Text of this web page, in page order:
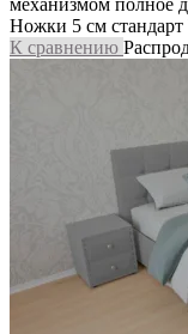
механизмом полное
Ножки 5 см
К сравнению